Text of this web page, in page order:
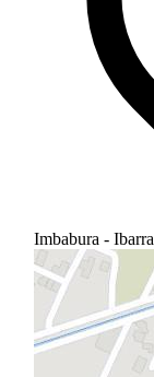
Imbabura - Ibarra